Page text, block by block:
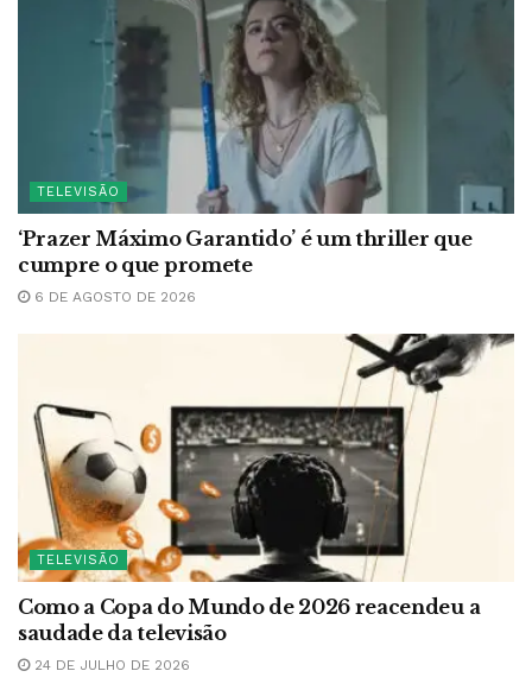
TELEVISÃO
‘Prazer Máximo Garantido’ é um thriller que
cumpre o que promete
6 DE AGOSTO DE 2026
TELEVISÃO
Como a Copa do Mundo de 2026 reacendeu a
saudade da televisão
24 DE JULHO DE 2026